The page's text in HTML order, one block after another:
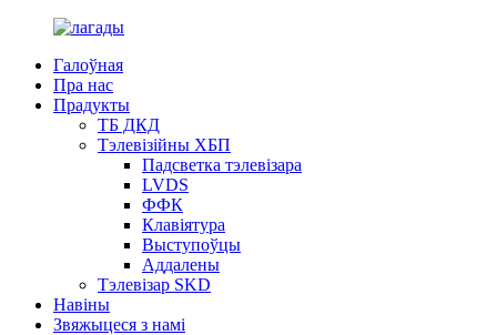
Галоўная
Пра нас
Прадукты
ТБ ДКД
Тэлевізійны ХБП
Падсветка тэлевізара
LVDS
ФФК
Клавіятура
Выступоўцы
Аддалены
Тэлевізар SKD
Навіны
Звяжыцеся з намі